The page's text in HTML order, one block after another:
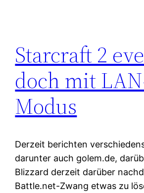
Starcraft 2
doch mit
Modus
Derzeit berichten
darunter auch golem.de,
Blizzard derzeit darüber
Battle.net-Zwang etwas zu